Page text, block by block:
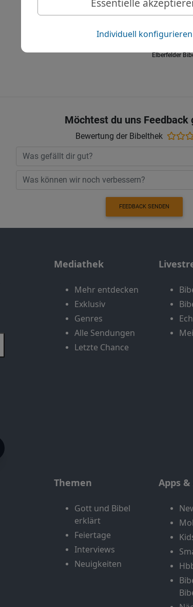
noch bin
Ist
Elberfelder
Möchtest du uns Feedback
Bewertung der Bibelthek
FEEDBACK SENDEN
Mediathek
Mehr entdecken
Exklusiv
Genres
Alle Sendungen
Letzte Chance
Themen
Gott und Bibel
erklärt
Feiertage
Interviews
Neuigkeiten
Apps